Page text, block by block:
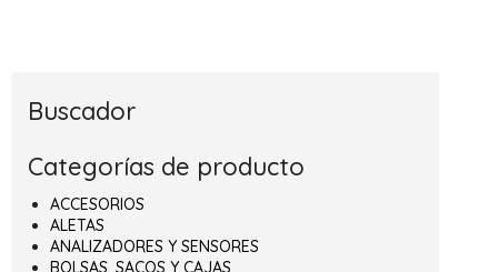
Buscador
Categorías de producto
ACCESORIOS
ALETAS
ANALIZADORES Y SENSORES
BOLSAS, SACOS Y CAJAS